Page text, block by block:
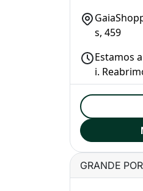
s, 459
Estamos
i.
GRANDE